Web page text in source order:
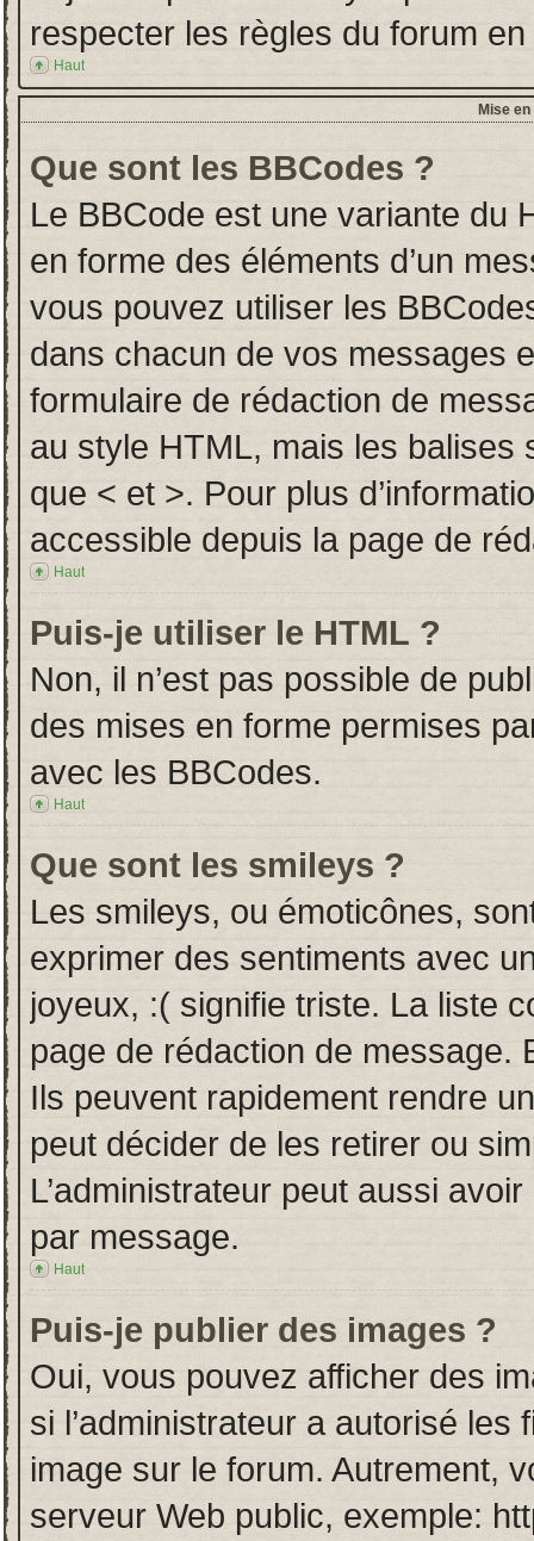
respecter les règles du forum
Haut
Mise
Que sont les BBCodes ?
Le BBCode est une variante du
en forme des éléments d’un
vous pouvez utiliser les
dans chacun de vos messages
formulaire de rédaction de
au style HTML, mais les
que < et >. Pour plus
accessible depuis la page de
Haut
Puis-je utiliser le HTML ?
Non, il n’est pas possible de
des mises en forme permises
avec les BBCodes.
Haut
Que sont les smileys ?
Les smileys, ou émoticônes,
exprimer des sentiments avec
joyeux, :( signifie triste. La liste
page de rédaction de message.
Ils peuvent rapidement rendre
peut décider de les retirer ou
L’administrateur peut aussi
par message.
Haut
Puis-je publier des images ?
Oui, vous pouvez afficher des
si l’administrateur a autorisé
image sur le forum. Autrement,
serveur Web public, exemple: